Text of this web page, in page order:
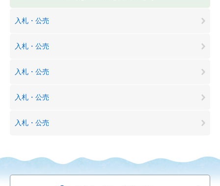
入札・公売
入札・公売
入札・公売
入札・公売
入札・公売